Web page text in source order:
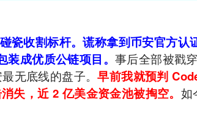
瓷收割标杆。谎称拿到币安官方认
成优质公链项目。 事后全部被戳
无底线的盘子。早前我就预判
失，近 2 亿美金资金池被掏空。 如